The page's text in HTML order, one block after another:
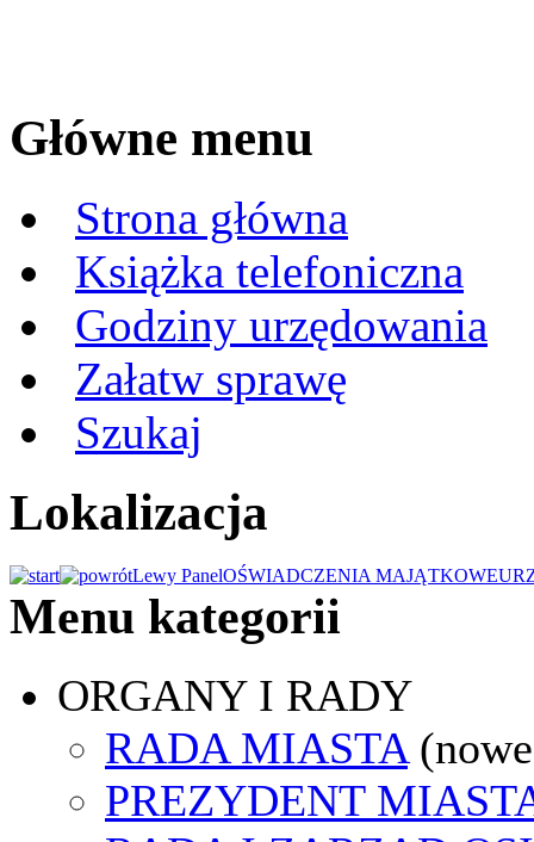
Główne menu
Strona główna
Książka telefoniczna
Godziny urzędowania
Załatw sprawę
Szukaj
Lokalizacja
Lewy PanelOŚWIADCZENIA MAJĄTKOWE
Menu kategorii
ORGANY I RADY
RADA MIASTA
PREZYDENT